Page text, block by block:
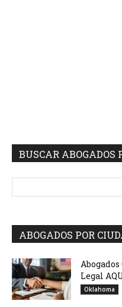
BUSCAR ABOGADOS
ABOGADOS POR
Legal
Oklahoma